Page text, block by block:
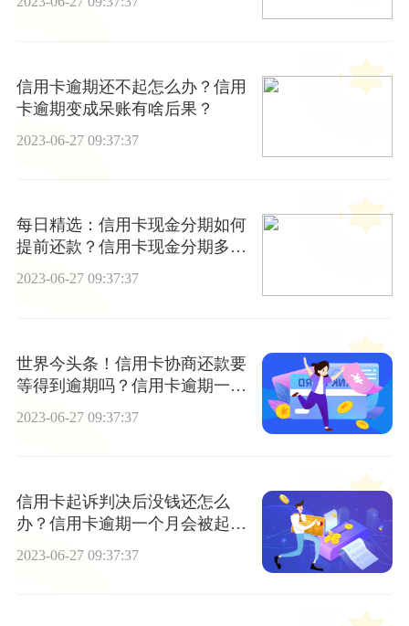
信用卡逾期还不起怎么办？信用
卡逾期变成呆账有啥后果？
2023-06-27 09:37:37
每日精选：信用卡现金分期如何
提前还款？信用卡现金分期多久
到账？
2023-06-27 09:37:37
世界今头条！信用卡协商还款要
等得到逾期吗？信用卡逾期一个
2023-06-27 09:37:37
信用卡起诉判决后没钱还怎么
办？信用卡逾期一个月会被起诉
2023-06-27 09:37:37